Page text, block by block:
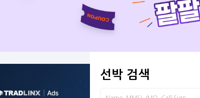
선박 검색